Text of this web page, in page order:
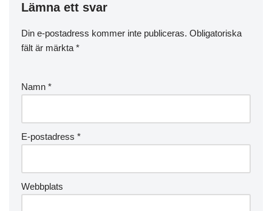
Lämna ett svar
Din e-postadress kommer inte publiceras. Obligatoriska
fält är märkta *
Namn *
E-postadress *
Webbplats